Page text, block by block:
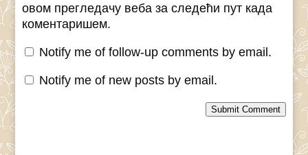
овом прегледачу веба за следећи пут када
коментаришем.
Notify me of follow-up comments by email.
Notify me of new posts by email.
Submit Comment